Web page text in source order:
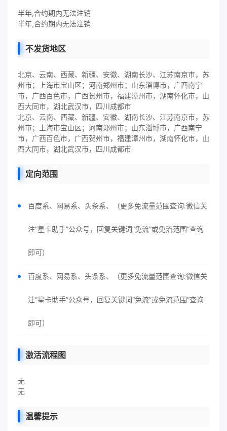
半年,合约期内无法注销
半年,合约期内无法注销
不发货地区
北京、云南、西藏、新疆、安徽、湖南长沙、江苏南京市，苏
州市；上海市宝山区；河南郑州市；山东淄博市，广西南宁
市，广西百色市，广西贺州市，福建漳州市，湖南怀化市，山
西大同市，湖北武汉市，四川成都市
北京、云南、西藏、新疆、安徽、湖南长沙、江苏南京市，苏
州市；上海市宝山区；河南郑州市；山东淄博市，广西南宁
市，广西百色市，广西贺州市，福建漳州市，湖南怀化市，山
西大同市，湖北武汉市，四川成都市
定向范围
百度系、网易系、头条系、（更多免流量范围查询:微信关
注“星卡助手”公众号，回复关键词“免流”或免流范围”查询
即可）
百度系、网易系、头条系、（更多免流量范围查询:微信关
注“星卡助手”公众号，回复关键词“免流”或免流范围”查询
即可）
激活流程图
无
无
温馨提示